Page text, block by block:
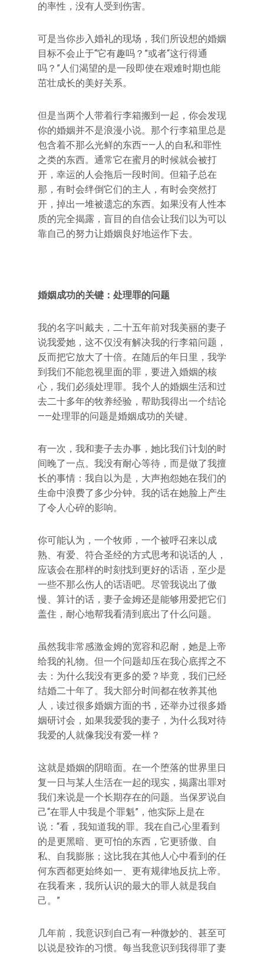
的率性，没有人受到伤害。
可是当你步入婚礼的现场，我们所设想的婚姻
目标不会止于“它有趣吗？”或者“这行得通
吗？”人们渴望的是一段即使在艰难时期也能
茁壮成长的美好关系。
但是当两个人带着行李箱搬到一起，你会发现
你的婚姻并不是浪漫小说。那个行李箱里总是
包含着不那么光鲜的东西——人的自私和罪性
之类的东西。通常它在蜜月的时候就会被打
开，幸运的人会拖后一段时间。但箱子总在
那，有时会绊倒它们的主人，有时会突然打
开，掉出一堆被遗忘的东西。如果没有人性本
质的完全揭露，盲目的自信会让我们以为可以
靠自己的努力让婚姻良好地运作下去。
婚姻成功的关键：处理罪的问题
我的名字叫戴夫，二十五年前对我美丽的妻子
说我爱她，这不仅没有解决我的行李箱问题，
反而把它放大了十倍。在随后的年日里，我学
到我们不能忽视里面的罪，要进入婚姻的核
心，我们必须处理罪。我个人的婚姻生活和过
去二十多年的牧养经验，帮助我得出一个结论
——处理罪的问题是婚姻成功的关键。
有一次，我和妻子去办事，她比我们计划的时
间晚了一点。我没有耐心等待，而是做了我擅
长的事情：我自以为是，大声抱怨她在我们的
生命中浪费了多少分钟。我的话在她脸上产生
了令人心碎的影响。
你可能认为，一个牧师，一个被呼召来以成
熟、有爱、符合圣经的方式思考和说话的人，
应该会在那样的时刻找到更好的话语，至少是
一些不那么伤人的话语吧。尽管我说出了傲
慢、算计的话，妻子金姆还是能够用爱把它们
盖住，耐心地帮我看清到底出了什么问题。
虽然我非常感激金姆的宽容和忍耐，她是上帝
给我的礼物。但一个问题却压在我心底挥之不
去：为什么我没有更多的爱？毕竟，我们已经
结婚二十年了。我大部分时间都在牧养其他
人，读过很多婚姻方面的书，还举办过很多婚
姻研讨会，如果我爱我的妻子，为什么我对待
我爱的人就像我没有爱一样？
这就是婚姻的阴暗面。在一个堕落的世界里日
复一日与某人生活在一起的现实，揭露出罪对
我们来说是一个长期存在的问题。当保罗说自
己“在罪人中我是个罪魁”，他实际上是在
说：“看，我知道我的罪。我在自己心里看到
的是更黑暗、更可怕的东西，它更骄傲、自
私、自我膨胀；这比我在其他人心中看到的任
何东西都更始终如一、更有规律地反抗上帝。
在我看来，我所认识的最大的罪人就是我自
己。”
几年前，我意识到自己有一种微妙的、甚至可
以说是狡诈的习惯。每当我意识到我得罪了妻